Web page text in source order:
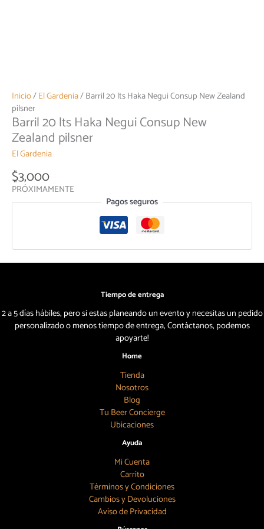
Inicio/El Gardenia/ Barril 20 lts Haka Negui Consup New Zealand
pilsner
Barril 20 lts Haka Negui Consup New
Zealand pilsner
El Gardenia
$3,000
PRÓXIMAMENTE
Pagos seguros
Tiempo de entrega
2 a 5 días hábiles, pero si estas planeando un evento y necesitas un pedido
personalizado o menos tiempo de entrega, Contáctanos, podemos
apoyarte!
Home
Tienda
Nosotros
Blog
Tu Beer Concierge
Ubicaciones
Ayuda
Mi Cuenta
Carrito
Términos y Condiciones
Cambios y Devoluciones
Aviso de Privacidad